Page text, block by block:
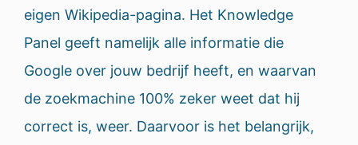
eigen Wikipedia-pagina. Het Knowledge
Panel geeft namelijk alle informatie die
Google over jouw bedrijf heeft, en waarvan
de zoekmachine 100% zeker weet dat hij
correct is, weer. Daarvoor is het belangrijk,